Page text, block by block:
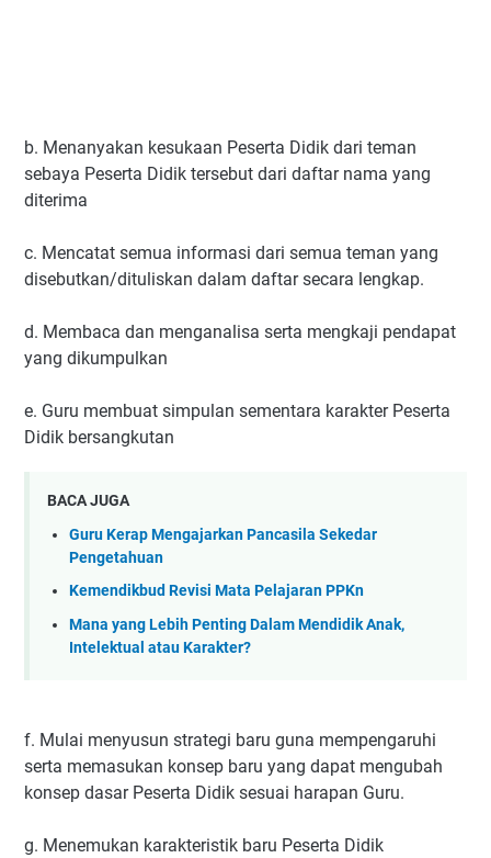
b. Menanyakan kesukaan Peserta Didik dari teman
sebaya Peserta Didik tersebut dari daftar nama yang
diterima
c. Mencatat semua informasi dari semua teman yang
disebutkan/dituliskan dalam daftar secara lengkap.
d. Membaca dan menganalisa serta mengkaji pendapat
yang dikumpulkan
e. Guru membuat simpulan sementara karakter Peserta
Didik bersangkutan
BACA JUGA
Guru Kerap Mengajarkan Pancasila Sekedar
Pengetahuan
Kemendikbud Revisi Mata Pelajaran PPKn
Mana yang Lebih Penting Dalam Mendidik Anak,
Intelektual atau Karakter?
f. Mulai menyusun strategi baru guna mempengaruhi
serta memasukan konsep baru yang dapat mengubah
konsep dasar Peserta Didik sesuai harapan Guru.
g. Menemukan karakteristik baru Peserta Didik